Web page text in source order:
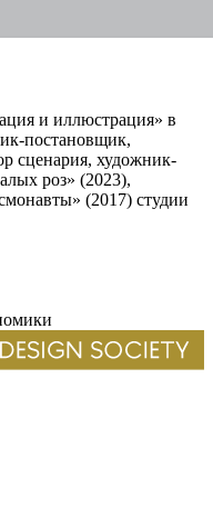
и иллюстрация» в
постановщик,
сценария, художник-
роз» (2023),
(2017) студии